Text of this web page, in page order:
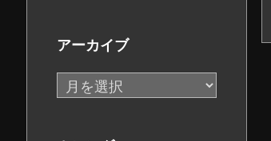
アーカイブ
ア
ー